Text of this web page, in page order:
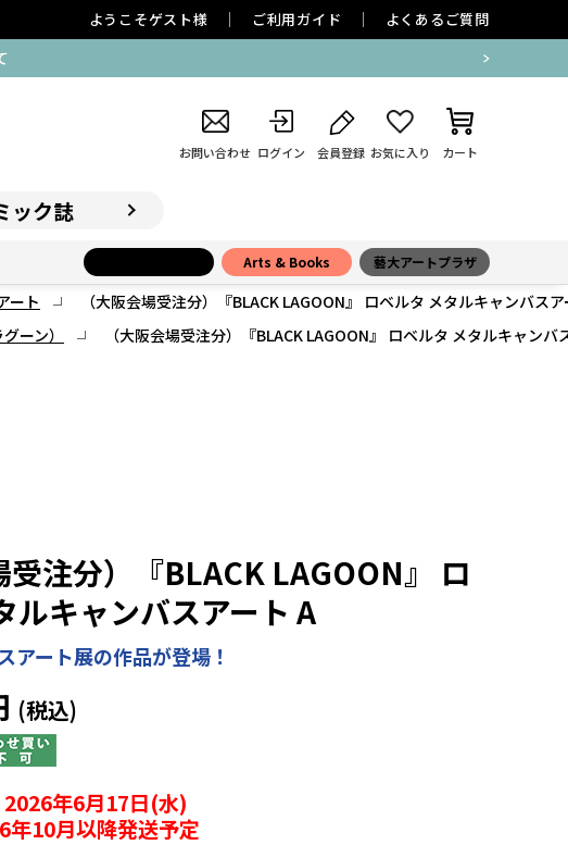
ようこそゲスト様 ご利用ガイド よくあるご質問
お問い合わせ ログイン 会員登録 お気に入り カート
ック誌
Arts & Books 藝大アートプラザ
ート
（大阪会場受注分）『BLACK LAGOON』 ロベルタ メタルキャンバス
ーン） （大阪会場受注分）『BLACK LAGOON』 ロベルタ メタルキャンバ
受注分）『BLACK LAGOON』 ロ
ルキャンバスアート A
アート展の作品が登場！
年6月17日(水)
年10月以降発送予定